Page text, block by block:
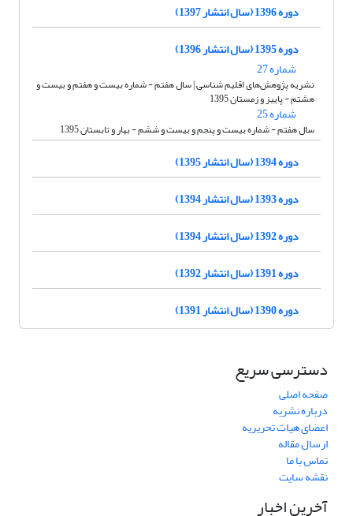
دوره 1396 (سال انتشار 1397)
دوره 1395 (سال انتشار 1396)
شماره 27
نشریه پژوهش‌های اقلیم شناسی | سال هفتم - شماره بیست و هفتم و بیست و
هشتم - پاییز و زمستان 1395
شماره 25
سال هفتم - شماره بیست و پنجم و بیست و ششم - بهار و تابستان 1395
دوره 1394 (سال انتشار 1395)
دوره 1393 (سال انتشار 1394)
دوره 1392 (سال انتشار 1394)
دوره 1391 (سال انتشار 1392)
دوره 1390 (سال انتشار 1391)
دسترسی سریع
صفحه اصلی
درباره نشریه
اعضای هیات تحریریه
ارسال مقاله
تماس با ما
نقشه سایت
آخرین اخبار